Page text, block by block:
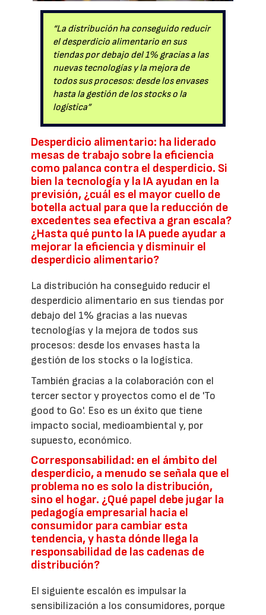
“La distribución ha conseguido reducir
el desperdicio alimentario en sus
tiendas por debajo del 1% gracias a las
nuevas tecnologías y la mejora de
todos sus procesos: desde los envases
hasta la gestión de los stocks o la
logística”
Desperdicio alimentario: ha liderado
mesas de trabajo sobre la eficiencia
como palanca contra el desperdicio. Si
bien la tecnología y la IA ayudan en la
previsión, ¿cuál es el mayor cuello de
botella actual para que la reducción de
excedentes sea efectiva a gran escala?
¿Hasta qué punto la IA puede ayudar a
mejorar la eficiencia y disminuir el
desperdicio alimentario?
La distribución ha conseguido reducir el
desperdicio alimentario en sus tiendas por
debajo del 1% gracias a las nuevas
tecnologías y la mejora de todos sus
procesos: desde los envases hasta la
gestión de los stocks o la logística.
También gracias a la colaboración con el
tercer sector y proyectos como el de 'To
good to Go'. Eso es un éxito que tiene
impacto social, medioambiental y, por
supuesto, económico.
Corresponsabilidad: en el ámbito del
desperdicio, a menudo se señala que el
problema no es solo la distribución,
sino el hogar. ¿Qué papel debe jugar la
pedagogía empresarial hacia el
consumidor para cambiar esta
tendencia, y hasta dónde llega la
responsabilidad de las cadenas de
distribución?
El siguiente escalón es impulsar la
sensibilización a los consumidores, porque